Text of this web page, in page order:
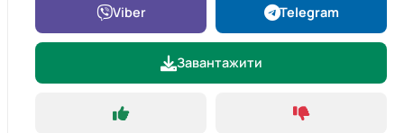
Viber Telegram
Завантажити